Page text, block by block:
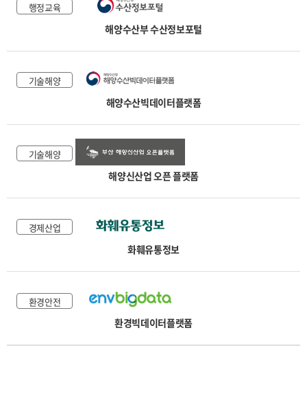
행정교육
해양수산부 수산정보포털
기술해양
해양수산빅데이터플랫폼
기술해양
해양신산업 오픈 플랫폼
경제산업
화훼유통정보
환경안전
환경빅데이터플랫폼